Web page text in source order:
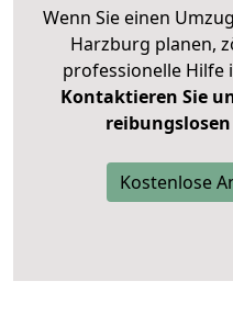
Wenn Sie einen
Harzburg planen,
professionelle Hilfe
Kontaktieren Sie
Kostenlose